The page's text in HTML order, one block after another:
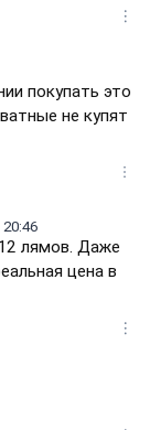
покупать это
не купят
20:46
лямов. Даже
цена в